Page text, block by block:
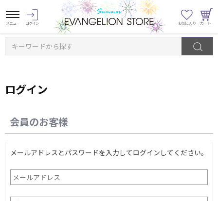
キーワードから探す
ログイン
会員のお客様
メールアドレスとパスワードを入力してログインしてください。